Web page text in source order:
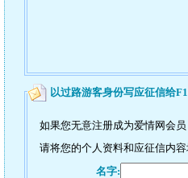
以过路游客身份写应征信给
如果您无意注册成为爱情网会
请将您的个人资料和应征信内
名字: